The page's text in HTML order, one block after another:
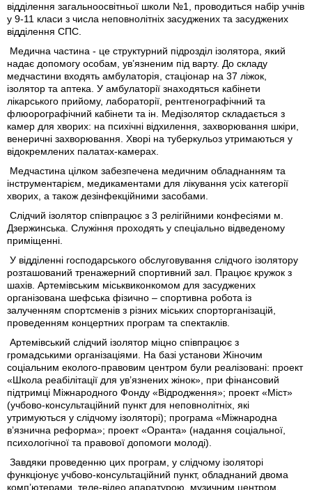
відділення загальноосвітньої школи №1, проводиться набір учнів
у 9-11 класи з числа неповнолітніх засуджених та засуджених
відділення СПС.
Медична частина - це структурний підрозділ ізолятора, який
надає допомогу особам, ув’язненим під варту. До складу
медчастини входять амбулаторія, стаціонар на 37 ліжок,
ізолятор та аптека. У амбулаторії знаходяться кабінети
лікарського прийому, лабораторії, рентгенографічний та
флюорографічний кабінети та ін. Медізолятор складається з
камер для хворих: на психічні відхилення, захворювання шкіри,
венеричні захворювання. Хворі на туберкульоз утримаються у
відокремлених палатах-камерах.
Медчастина цілком забезпечена медичним обладнанням та
інструментарієм, медикаментами для лікування усіх категорії
хворих, а також дезінфекційними засобами.
Слідчий ізолятор співпрацює з 3 релігійними конфесіями м.
Дзержинська. Служіння проходять у спеціально відведеному
приміщенні.
У відділенні господарського обслуговування слідчого ізолятору
розташований тренажерний спортивний зал. Працює кружок з
шахів. Артемівським міськвиконкомом для засуджених
організована шефська фізично – спортивна робота із
залученням спортсменів з різних міських спорторганізацій,
проведенням концертних програм та спектаклів.
Артемівський слідчий ізолятор міцно співпрацює з
громадськими організаціями. На базі установи Жіночим
соціальним еколого-правовим центром були реалізовані: проект
«Школа реабілітації для ув’язнених жінок», при фінансовий
підтримці Міжнародного Фонду «Відродження»; проект «Міст»
(учбово-консультаційний пункт для неповнолітніх, які
утримуються у слідчому ізоляторі); програма «Міжнародна
в’язнична реформа»; проект «Оранта» (надання соціальної,
психологічної та правової допомоги молоді).
Завдяки проведенню цих програм, у слідчому ізоляторі
функціонує учбово-консультаційний пункт, обладнаний двома
комп’ютерами, теле-відео апаратурою, музичним центром,